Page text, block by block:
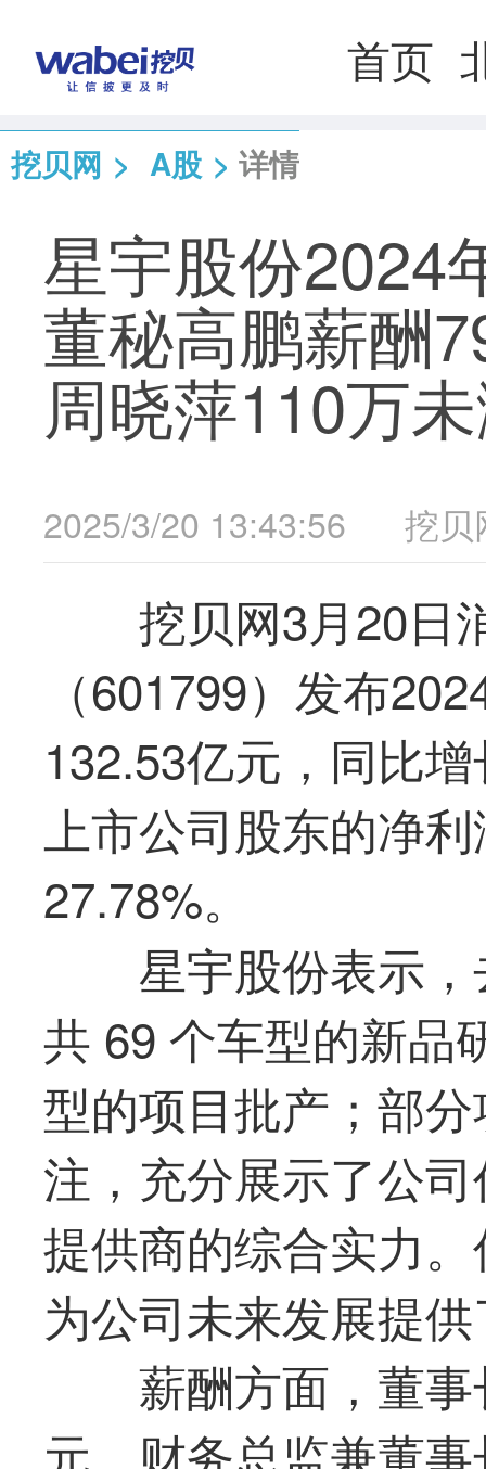
首页
挖贝网 > A股 > 详情
星宇股份2024
董秘高鹏薪酬
周晓萍110万
2025/3/20 13:43:56 挖贝
挖贝网3月20日
（601799）发布
132.53亿元，同比
上市公司股东的净
27.78%。
星宇股份表示
共 69 个车型的新品
型的项目批产；部
注，充分展示了公
提供商的综合实力
为公司未来发展提
薪酬方面，董
元、财务总监兼董